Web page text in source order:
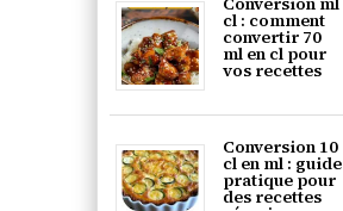
cl : comment
convertir 70
ml en cl pour
vos recettes
Conversion 10
cl en ml : guide
pratique pour
des recettes